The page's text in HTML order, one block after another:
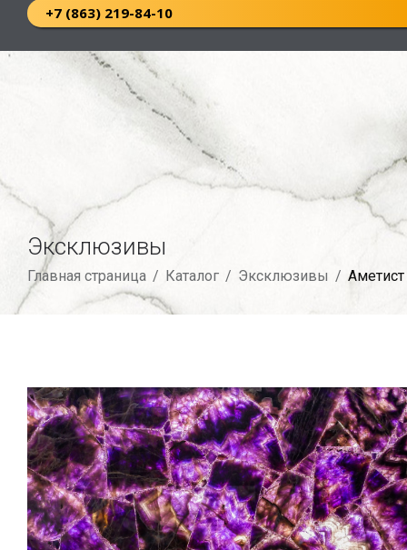
+7 (863) 219-84-10
Эксклюзивы
Главная страница / Каталог / Эксклюзивы / Аметист